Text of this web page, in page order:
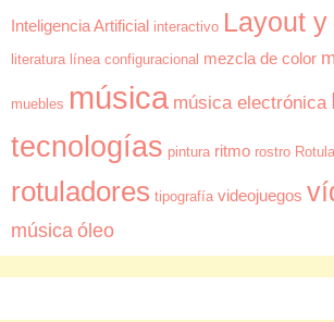
Inteligencia Artificial interactivo Layout
literatura línea configuracional mezcla de color
muebles música música electrónica
tecnologías pintura ritmo rostro
rotuladores tipografía videojuegos
música óleo